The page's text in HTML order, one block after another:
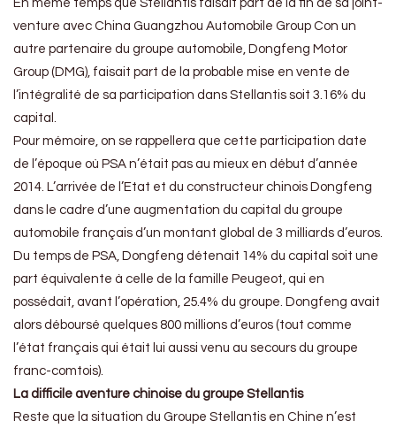
En même temps que Stellantis faisait part de la fin de sa joint-
venture avec China Guangzhou Automobile Group Con un
autre partenaire du groupe automobile, Dongfeng Motor
Group (DMG), faisait part de la probable mise en vente de
l’intégralité de sa participation dans Stellantis soit 3.16% du
capital.
Pour mémoire, on se rappellera que cette participation date
de l’époque où PSA n’était pas au mieux en début d’année
2014. L’arrivée de l’Etat et du constructeur chinois Dongfeng
dans le cadre d’une augmentation du capital du groupe
automobile français d’un montant global de 3 milliards d’euros.
Du temps de PSA, Dongfeng détenait 14% du capital soit une
part équivalente à celle de la famille Peugeot, qui en
possédait, avant l’opération, 25.4% du groupe. Dongfeng avait
alors déboursé quelques 800 millions d’euros (tout comme
l’état français qui était lui aussi venu au secours du groupe
franc-comtois).
La difficile aventure chinoise du groupe Stellantis
Reste que la situation du Groupe Stellantis en Chine n’est